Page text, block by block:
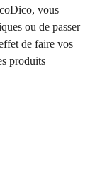
vous
ou de passer
de faire vos
produits